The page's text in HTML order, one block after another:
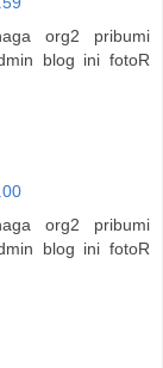
org2 pribumi
blog ini fotoR
org2 pribumi
blog ini fotoR